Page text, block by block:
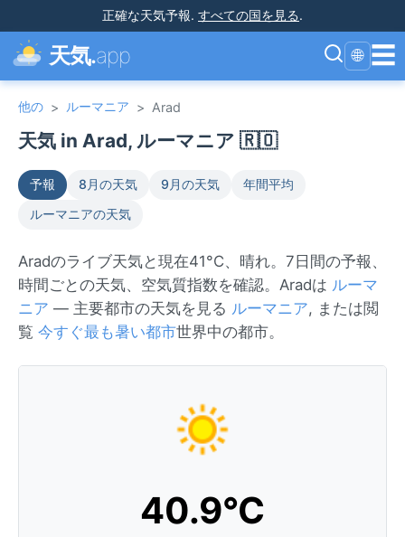
正確な天気予報. すべての国を見る.
天気.app 🌐 ☰
他の > ルーマニア > Arad
天気 in Arad, ルーマニア 🇷🇴
予報 8月の天気 9月の天気
年間平均
ルーマニアの天気
Aradのライブ天気と現在41°C、晴れ。7日間の予報、
時間ごとの天気、空気質指数を確認。Aradは ルーマ
ニア — 主要都市の天気を見る ルーマニア, または閲
覧 今すぐ最も暑い都市世界中の都市。
40.9°C